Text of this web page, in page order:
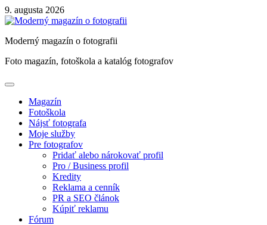
Skip
to
9. augusta 2026
Moderný magazín o fotografii
Foto magazín, fotoškola a katalóg fotografov
Magazín
Fotoškola
Nájsť fotografa
Moje služby
Pre fotografov
Pridať alebo nárokovať profil
Pro / Business profil
Kredity
Reklama a cenník
PR a SEO článok
Kúpiť reklamu
Fórum